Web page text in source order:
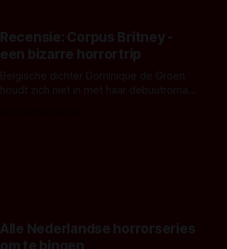
Recensie: Corpus Britney -
een bizarre horrortrip
Belgische dichter Dominique de Groen
houdt zich niet in met haar debuutroman.
Alle Nederlandse horrorseries